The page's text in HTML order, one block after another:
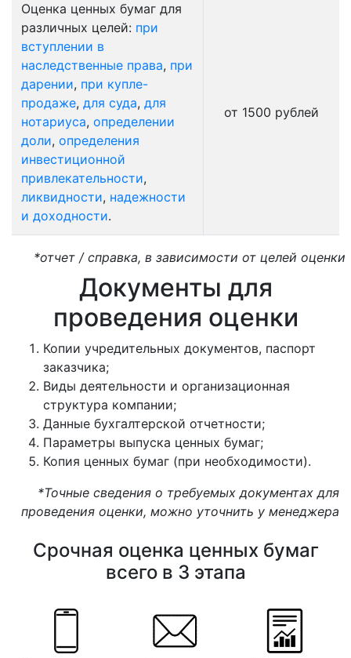
Оценка ценных бумаг для
различных целей: при
вступлении в
наследственные права, при
дарении, при купле-
продаже, для суда, для
нотариуса, определении
доли, определения
инвестиционной
привлекательности,
ликвидности, надежности
и доходности.
от 1500 рублей
*отчет / справка, в зависимости от целей оценки
Документы для
проведения оценки
Копии учредительных документов, паспорт
заказчика;
Виды деятельности и организационная
структура компании;
Данные бухгалтерской отчетности;
Параметры выпуска ценных бумаг;
Копия ценных бумаг (при необходимости).
*Точные сведения о требуемых документах для
проведения оценки, можно уточнить у менеджера
Срочная оценка ценных бумаг
всего в 3 этапа